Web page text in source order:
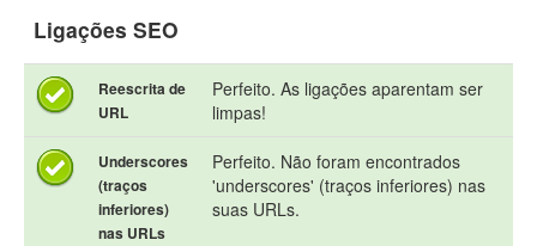
Ligações SEO
Reescrita de
URL
Perfeito. As ligações aparentam ser
limpas!
Underscores
(traços
inferiores)
nas URLs
Perfeito. Não foram encontrados
'underscores' (traços inferiores) nas
suas URLs.